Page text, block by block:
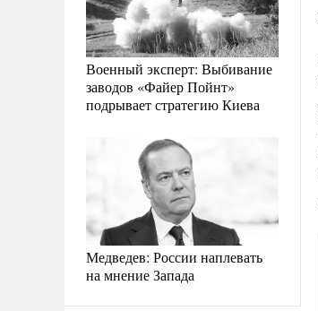
Военный эксперт: Выбивание
заводов «Файер Пойнт»
подрывает стратегию Киева
Медведев: России наплевать
на мнение Запада